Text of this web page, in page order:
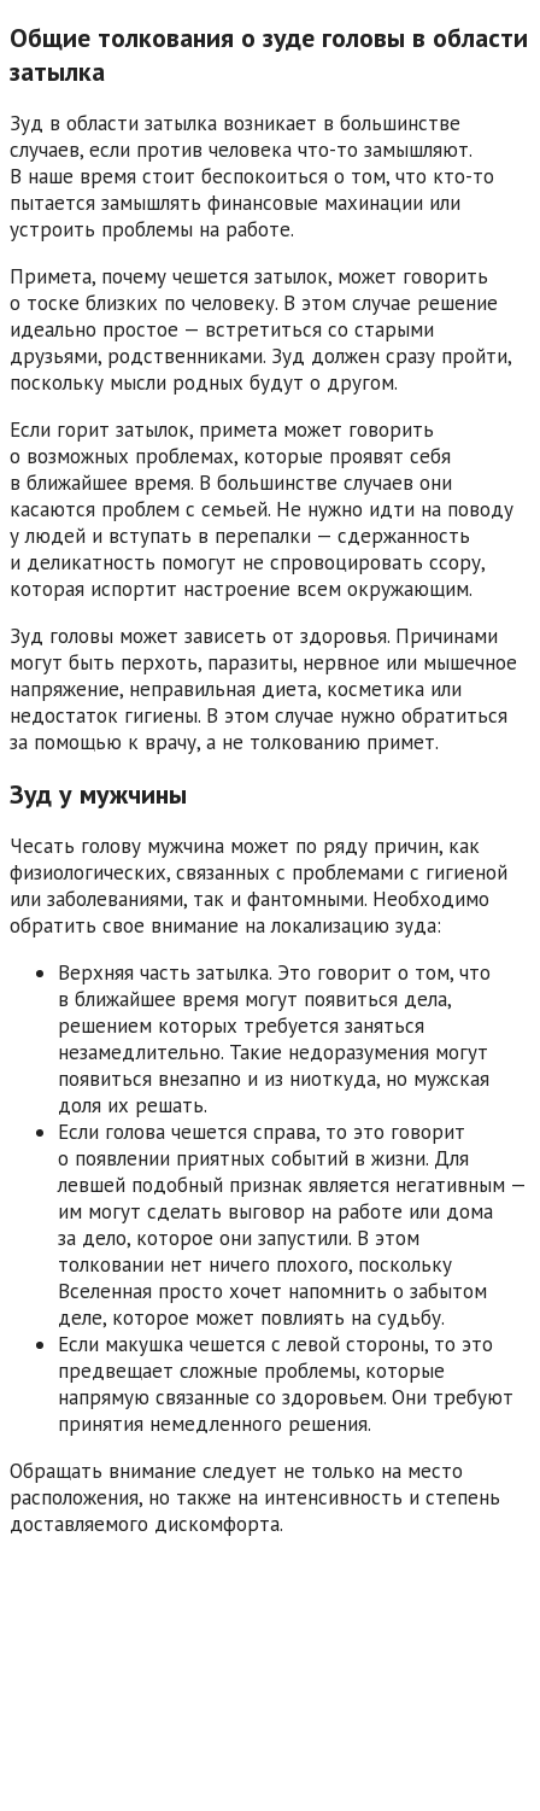
Общие толкования о зуде головы в области
затылка
Зуд в области затылка возникает в большинстве
случаев, если против человека что-то замышляют.
В наше время стоит беспокоиться о том, что кто-то
пытается замышлять финансовые махинации или
устроить проблемы на работе.
Примета, почему чешется затылок, может говорить
о тоске близких по человеку. В этом случае решение
идеально простое — встретиться со старыми
друзьями, родственниками. Зуд должен сразу пройти,
поскольку мысли родных будут о другом.
Если горит затылок, примета может говорить
о возможных проблемах, которые проявят себя
в ближайшее время. В большинстве случаев они
касаются проблем с семьей. Не нужно идти на поводу
у людей и вступать в перепалки — сдержанность
и деликатность помогут не спровоцировать ссору,
которая испортит настроение всем окружающим.
Зуд головы может зависеть от здоровья. Причинами
могут быть перхоть, паразиты, нервное или мышечное
напряжение, неправильная диета, косметика или
недостаток гигиены. В этом случае нужно обратиться
за помощью к врачу, а не толкованию примет.
Зуд у мужчины
Чесать голову мужчина может по ряду причин, как
физиологических, связанных с проблемами с гигиеной
или заболеваниями, так и фантомными. Необходимо
обратить свое внимание на локализацию зуда:
Верхняя часть затылка. Это говорит о том, что
в ближайшее время могут появиться дела,
решением которых требуется заняться
незамедлительно. Такие недоразумения могут
появиться внезапно и из ниоткуда, но мужская
доля их решать.
Если голова чешется справа, то это говорит
о появлении приятных событий в жизни. Для
левшей подобный признак является негативным —
им могут сделать выговор на работе или дома
за дело, которое они запустили. В этом
толковании нет ничего плохого, поскольку
Вселенная просто хочет напомнить о забытом
деле, которое может повлиять на судьбу.
Если макушка чешется с левой стороны, то это
предвещает сложные проблемы, которые
напрямую связанные со здоровьем. Они требуют
принятия немедленного решения.
Обращать внимание следует не только на место
расположения, но также на интенсивность и степень
доставляемого дискомфорта.